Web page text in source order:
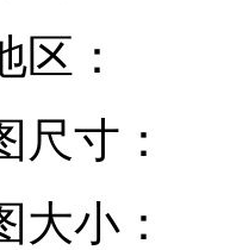
区：
尺寸：
大小：